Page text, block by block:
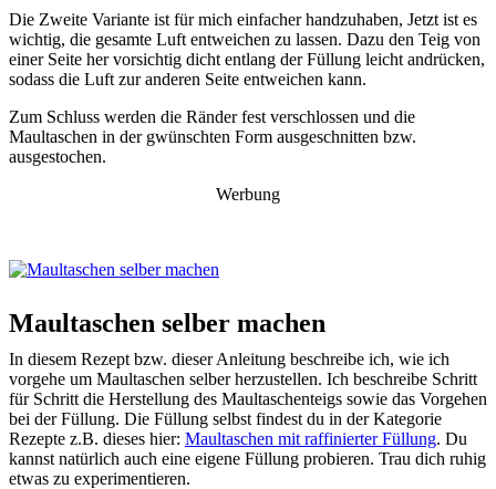
Die Zweite Variante ist für mich einfacher handzuhaben, Jetzt ist es
wichtig, die gesamte Luft entweichen zu lassen. Dazu den Teig von
einer Seite her vorsichtig dicht entlang der Füllung leicht andrücken,
sodass die Luft zur anderen Seite entweichen kann.
Zum Schluss werden die Ränder fest verschlossen und die
Maultaschen in der gwünschten Form ausgeschnitten bzw.
ausgestochen.
Werbung
Maultaschen selber machen
In diesem Rezept bzw. dieser Anleitung beschreibe ich, wie ich
vorgehe um Maultaschen selber herzustellen. Ich beschreibe Schritt
für Schritt die Herstellung des Maultaschenteigs sowie das Vorgehen
bei der Füllung. Die Füllung selbst findest du in der Kategorie
Rezepte z.B. dieses hier: Maultaschen mit raffinierter Füllung. Du
kannst natürlich auch eine eigene Füllung probieren. Trau dich ruhig
etwas zu experimentieren.